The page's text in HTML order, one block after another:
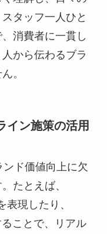
タッフ一人ひと
消費者に一貫し
から伝わるブラ
。
イン施策の活用
ド価値向上に欠
たとえば、
現したり、
ことで、リアル